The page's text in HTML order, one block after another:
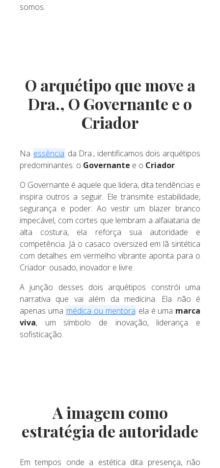
somos.
O arquétipo que move a
Dra., O Governante e o
Criador
Na essência da Dra., identificamos dois arquétipos
predominantes: o Governante e o Criador.
O Governante é aquele que lidera, dita tendências e
inspira outros a seguir. Ele transmite estabilidade,
segurança e poder. Ao vestir um blazer branco
impecável, com cortes que lembram a alfaiataria de
alta costura, ela reforça sua autoridade e
competência. Já o casaco oversized em lã sintética
com detalhes em vermelho vibrante aponta para o
Criador: ousado, inovador e livre.
A junção desses dois arquétipos constrói uma
narrativa que vai além da medicina. Ela não é
apenas uma médica ou mentora ela é uma marca
viva, um símbolo de inovação, liderança e
sofisticação.
A imagem como
estratégia de autoridade
Em tempos onde a estética dita presença, não